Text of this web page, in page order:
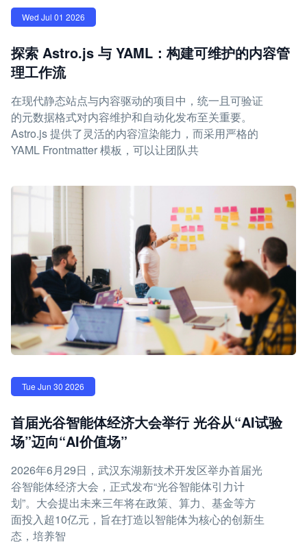
Wed Jul 01 2026
探索 Astro.js 与 YAML：构建可维护的内容管
理工作流
在现代静态站点与内容驱动的项目中，统一且可验证
的元数据格式对内容维护和自动化发布至关重要。
Astro.js 提供了灵活的内容渲染能力，而采用严格的
YAML Frontmatter 模板，可以让团队共
Tue Jun 30 2026
首届光谷智能体经济大会举行 光谷从“AI试验
场”迈向“AI价值场”
2026年6月29日，武汉东湖新技术开发区举办首届光
谷智能体经济大会，正式发布“光谷智能体引力计
划”。大会提出未来三年将在政策、算力、基金等方
面投入超10亿元，旨在打造以智能体为核心的创新生
态，培养智